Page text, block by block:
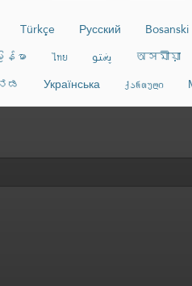
Türkçe Русский Bosanski
န်မာ ไทย پښتو অসমীয়া
Українська ქართული